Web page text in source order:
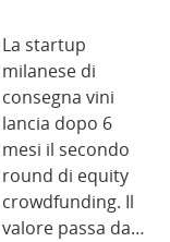
La startup
milanese di
consegna vini
lancia dopo 6
mesi il secondo
round di equity
crowdfunding. Il
valore passa da…